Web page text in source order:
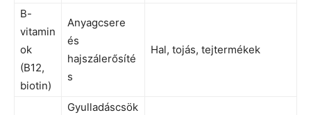
B-
vitamin
ok
(B12,
biotin)
Anyagcsere
és
hajszálerősíté
s
Hal, tojás, tejtermékek
Gyulladáscsök